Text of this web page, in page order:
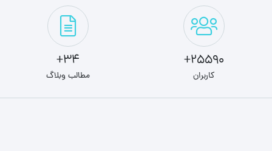
25590+
کاربران
34+
مطالب وبلاگ